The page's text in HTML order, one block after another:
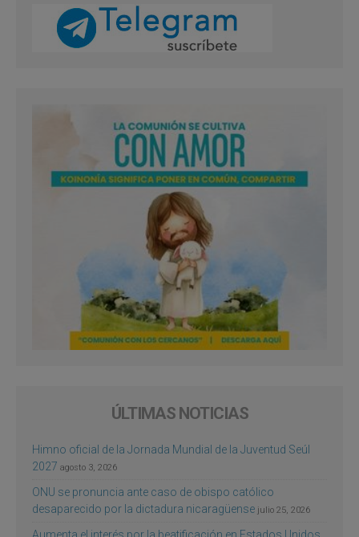
ÚLTIMAS NOTICIAS
Himno oficial de la Jornada Mundial de la Juventud Seúl
2027 agosto 3, 2026
ONU se pronuncia ante caso de obispo católico
desaparecido por la dictadura nicaragüense julio 25, 2026